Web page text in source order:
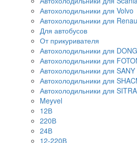
Автохолодильники для Volvo
Автохолодильники для
Для автобусов
От прикуривателя
Автохолодильники для
Автохолодильники для
Автохолодильники для SANY
Автохолодильники для
Автохолодильники для
Meyvel
12В
220В
24В
12-220В